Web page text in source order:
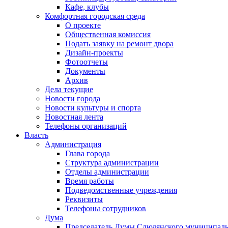
Кафе, клубы
Комфортная городская среда
О проекте
Общественная комиссия
Подать заявку на ремонт двора
Дизайн-проекты
Фотоотчеты
Документы
Архив
Дела текущие
Новости города
Новости культуры и спорта
Новостная лента
Телефоны организаций
Власть
Администрация
Глава города
Структура администрации
Отделы администрации
Время работы
Подведомственные учреждения
Реквизиты
Телефоны сотрудников
Дума